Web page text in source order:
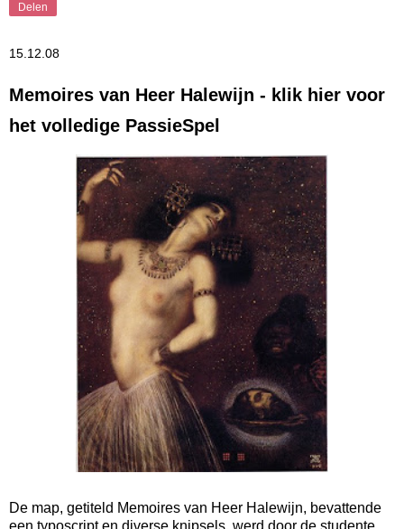
Delen
15.12.08
Memoires van Heer Halewijn - klik hier voor
het volledige PassieSpel
De map, getiteld Memoires van Heer Halewijn, bevattende
een typoscript en diverse knipsels, werd door de studente